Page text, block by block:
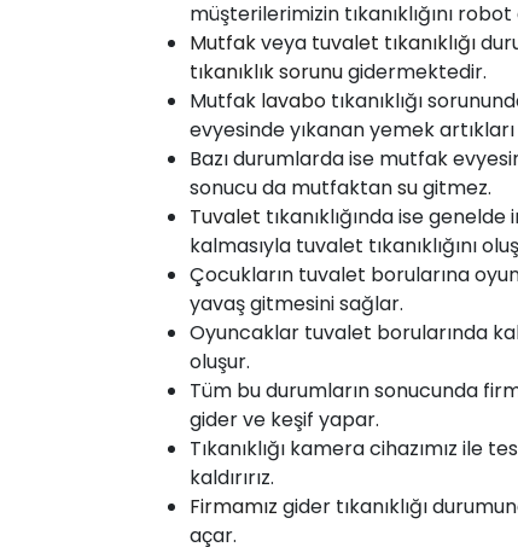
müşterilerimizin tıkanıklığını
Mutfakveya tuvalet tıkanıklığı
tıkanıklık sorunugidermektedir.
Mutfak lavabo tıkanıklığı
evyesinde yıkanan yemek
Bazı durumlarda ise mutfak
sonucu da mutfaktansugitmez.
Tuvalet tıkanıklığında ise
kalmasıyla tuvalet tıkanıklığını
Çocukların tuvalet borularına
yavaş gitmesini sağlar.
Oyuncaklar tuvalet borularında
oluşur.
Tüm bu durumların sonucunda
gider ve keşif yapar.
Tıkanıklığı kamera cihazımız ile
kaldırırız.
Firmamız gider tıkanıklığı
açar.